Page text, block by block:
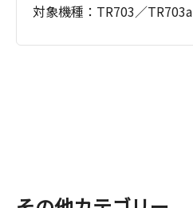
対象機種：TR703／TR703a